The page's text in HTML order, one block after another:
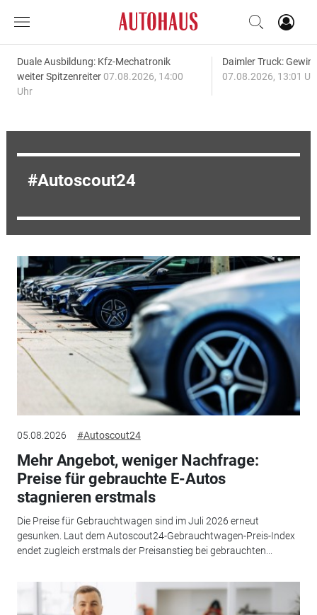
Duale Ausbildung: Kfz-Mechatronik
weiter Spitzenreiter 07.08.2026, 14:00
Uhr
Daimler Truck:
07.08.2026, 13:01
Autoscout24
05.08.2026 #Autoscout24
Mehr Angebot, weniger Nachfrage:
Preise für gebrauchte E-Autos
stagnieren erstmals
Die Preise für Gebrauchtwagen sind im Juli 2026 erneut
gesunken. Laut dem Autoscout24-Gebrauchtwagen-Preis-Index
endet zugleich erstmals der Preisanstieg bei gebrauchten...